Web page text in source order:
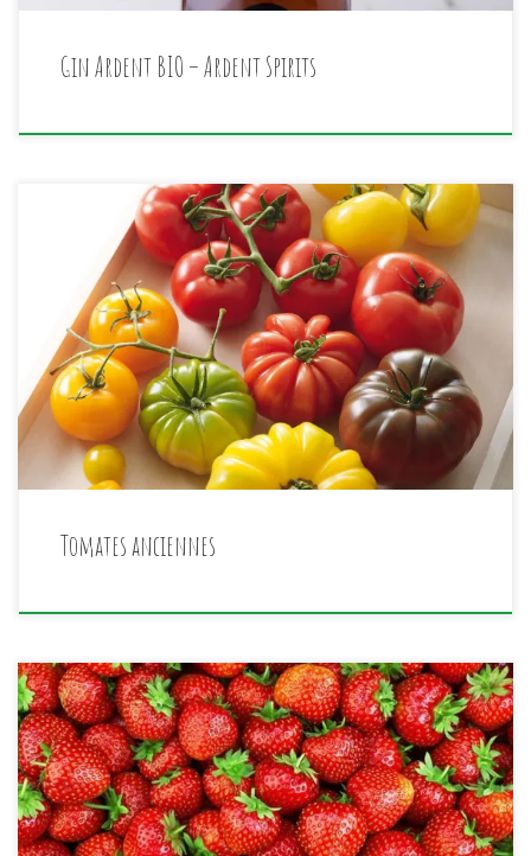
Gin Ardent BIO – Ardent Spirits
Vous avez-vu nos belles tomates anciennes au magasin ?
Elles sont belges, fraîches et pleines de saveurs. A
garder hors du frigo et à consommer rapidement (avec
une petite mozza) car elles sont plus fragiles que les
autres.
Tomates anciennes
Bon App à tous …..